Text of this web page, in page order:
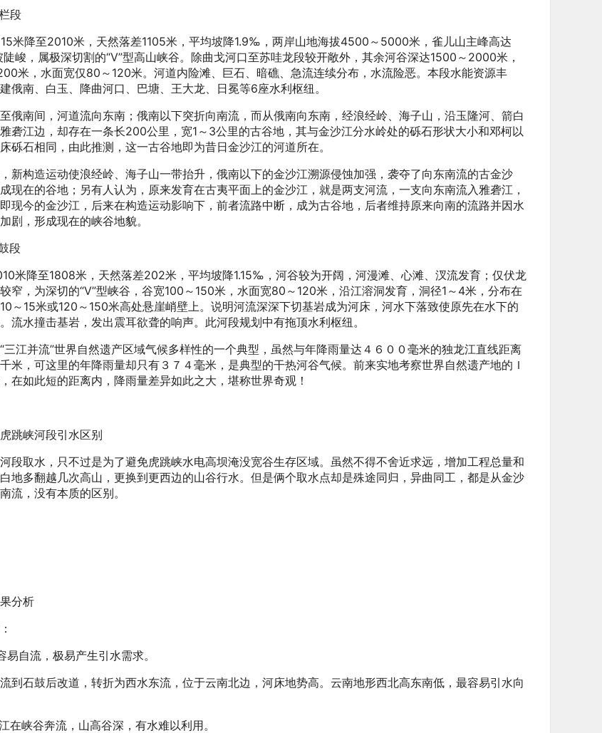
段
米降至2010米，天然落差1105米，平均坡降1.9‰，两岸山地海拔4500～5000米，雀儿山主峰高达
峻，属极深切割的“V”型高山峡谷。除曲戈河口至苏哇龙段较开敞外，其余河谷深达1500～2000米，
米，水面宽仅80～120米。河道内险滩、巨石、暗礁、急流连续分布，水流险恶。本段水能资源丰
俄南、白玉、降曲河口、巴塘、王大龙、日冕等6座水利枢纽。
俄南间，河道流向东南；俄南以下突折向南流，而从俄南向东南，经浪经岭、海子山，沿玉隆河、箭白
砻江边，却存在一条长200公里，宽1～3公里的古谷地，其与金沙江分水岭处的砾石形状大小和邓柯以
砾石相同，由此推测，这一古谷地即为昔日金沙江的河道所在。
新构造运动使浪经岭、海子山一带抬升，俄南以下的金沙江溯源侵蚀加强，袭夺了向东南流的古金沙
现在的谷地；另有人认为，原来发育在古夷平面上的金沙江，就是两支河流，一支向东南流入雅砻江，
现今的金沙江，后来在构造运动影响下，前者流路中断，成为古谷地，后者维持原来向南的流路并因水
剧，形成现在的峡谷地貌。
段
米降至1808米，天然落差202米，平均坡降1.15‰，河谷较为开阔，河漫滩、心滩、汊流发育；仅伏龙
窄，为深切的“V”型峡谷，谷宽100～150米，水面宽80～120米，沿江溶洞发育，洞径1～4米，分布在
～15米或120～150米高处悬崖峭壁上。说明河流深深下切基岩成为河床，河水下落致使原先在水下的
流水撞击基岩，发出震耳欲聋的响声。此河段规划中有拖顶水利枢纽。
三江并流”世界自然遗产区域气候多样性的一个典型，虽然与年降雨量达４６００毫米的独龙江直线距离
米，可这里的年降雨量却只有３７４毫米，是典型的干热河谷气候。前来实地考察世界自然遗产地的Ｉ
在如此短的距离内，降雨量差异如此之大，堪称世界奇观！
跳峡河段引水区别
段取水，只不过是为了避免虎跳峡水电高坝淹没宽谷生存区域。虽然不得不舍近求远，增加工程总量和
地多翻越几次高山，更换到更西边的山谷行水。但是俩个取水点却是殊途同归，异曲同工，都是从金沙
流，没有本质的区别。
分析
易自流，极易产生引水需求。
到石鼓后改道，转折为西水东流，位于云南北边，河床地势高。云南地形西北高东南低，最容易引水向
在峡谷奔流，山高谷深，有水难以利用。